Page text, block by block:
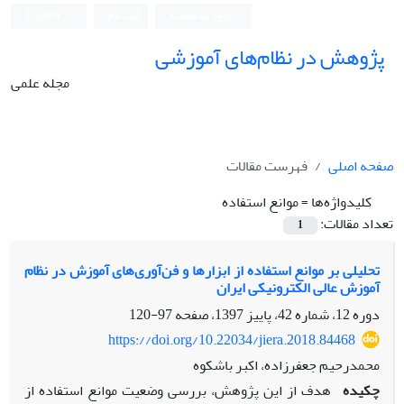
پژوهش در نظام‌های آموزشی
مجله علمی
صفحه اصلی
فهرست مقالات
کلیدواژه‌ها =موانع استفاده
تعداد مقالات:
1
تحلیلی بر موانع استفاده از ابزارها و فن‌آوری‌های آموزش در نظام
آموزش عالی الکترونیکی ایران
دوره 12، شماره 42، پاییز 1397، صفحه
97-120
https://doi.org/10.22034/jiera.2018.84468
محمدرحیم جعفرزاده، اکبر باشکوه
چکیده هدف از این پژوهش، بررسی وضعیت موانع استفاده از